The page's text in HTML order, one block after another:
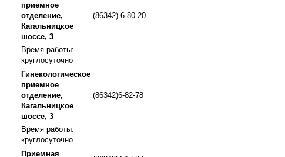
приемное
отделение,
Кагальницкое
шоссе, 3
(86342) 6-80-20
Время работы:
круглосуточно
Гинекологическое
приемное
отделение,
Кагальницкое
шоссе, 3
(86342)6-82-78
Время работы:
круглосуточно
Приемная